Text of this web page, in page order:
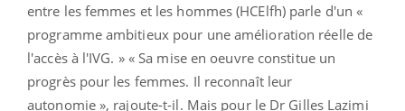
entre les femmes et les hommes (HCElfh) parle d'un «
programme ambitieux pour une amélioration réelle de
l'accès à l'IVG. » « Sa mise en oeuvre constitue un
progrès pour les femmes. Il reconnaît leur
autonomie », rajoute-t-il. Mais pour le Dr Gilles Lazimi